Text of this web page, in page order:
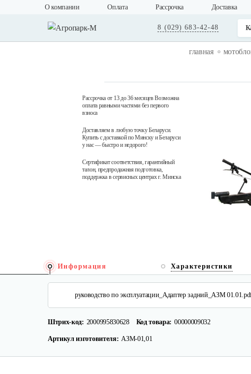
О компании Оплата Рассрочка Доставка
8 (029) 683-42-48
главная
Рассрочка от 13 до 36 месяцев Возможна
оплата равными частями без первого
взноса
Доставляем в любую точку Беларуси.
Купить с доставкой по Минску и Беларуси
у нас — быстро и недорого!
Сертификат соответствия, гарантийный
талон, предпродажная подготовка,
поддержка в сервисных центрах г. Минска
Информация Характеристики
руководство по эксплуатации_Адаптер задний_АЗМ
Штрих-код: 2000995830628 Код товара: 00000009032
Артикул изготовителя: АЗМ-01,01